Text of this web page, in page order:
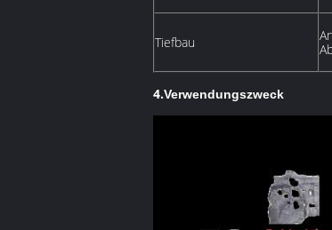
Tiefbau
4.Verwendungszweck